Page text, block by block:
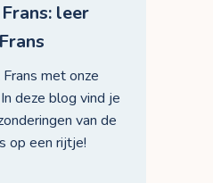
leer
met onze
deze blog vind je
van de
op een rijtje!